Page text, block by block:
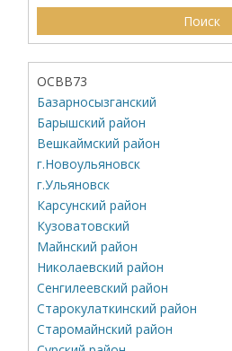
ОСВВ73
Базарносызганский
Барышский район
Вешкаймский район
г.Новоульяновск
г.Ульяновск
Карсунский район
Кузоватовский
Майнский район
Николаевский район
Сенгилеевский район
Старокулаткинский район
Старомайнский район